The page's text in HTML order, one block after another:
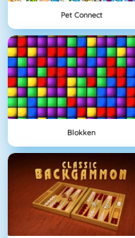
Pet Connect
Blokken